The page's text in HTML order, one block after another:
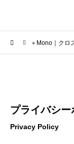
＋Mono｜クロ
プライバシー
Privacy Policy